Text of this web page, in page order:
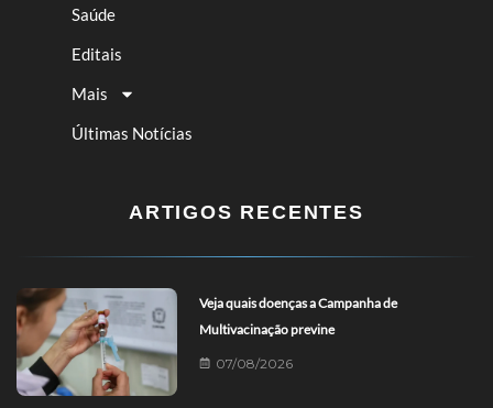
Saúde
Editais
Mais
Últimas Notícias
ARTIGOS RECENTES
Veja quais doenças a Campanha de
Multivacinação previne
07/08/2026